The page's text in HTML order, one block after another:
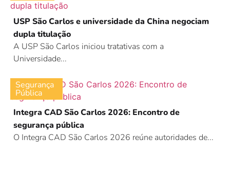
USP São Carlos e universidade da China negociam
dupla titulação
A USP São Carlos iniciou tratativas com a
Universidade...
Segurança
Pública
Integra CAD São Carlos 2026: Encontro de
segurança pública
O Integra CAD São Carlos 2026 reúne autoridades de...